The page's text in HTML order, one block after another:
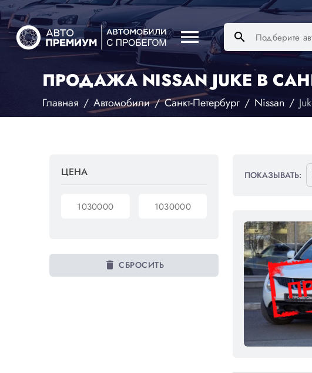
menu search
ПРОДАЖА NISSAN JUKE В
Главная Автомобили Санкт-Петербург Nissan
ЦЕНА
delete СБРОСИТЬ
ПОКАЗЫВАТЬ: